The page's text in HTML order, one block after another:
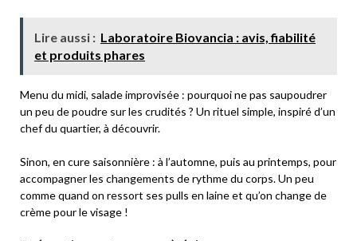
Lire aussi : Laboratoire Biovancia : avis, fiabilité
et produits phares
Menu du midi, salade improvisée : pourquoi ne pas saupoudrer
un peu de poudre sur les crudités ? Un rituel simple, inspiré d’un
chef du quartier, à découvrir.
Sinon, en cure saisonnière : à l’automne, puis au printemps, pour
accompagner les changements de rythme du corps. Un peu
comme quand on ressort ses pulls en laine et qu’on change de
crème pour le visage !